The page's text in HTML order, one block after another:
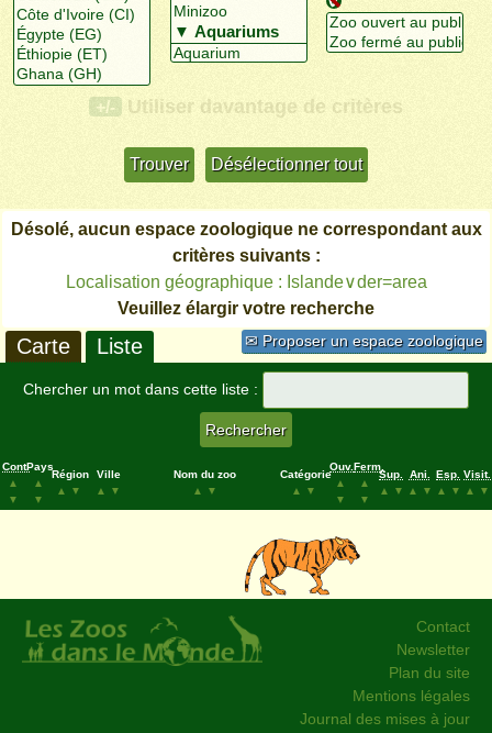
+/- Utiliser davantage de critères
Désolé, aucun espace zoologique ne correspondant aux
critères suivants :
Localisation géographique : Islande∨der=area
Veuillez élargir votre recherche
✉ Proposer un espace zoologique
Carte Liste
Chercher un mot dans cette liste :
Cont.
▲
▼
Pays
▲
▼
Région
▲
▼
Ville
▲
▼
Nom du zoo
▲
▼
Catégorie
▲
▼
Ouv.
▲
▼
Ferm.
▲
▼
Sup.
▲
▼
Ani.
▲
▼
Esp.
▲
▼
Visit.
▲
▼
Contact
Newsletter
Plan du site
Mentions légales
Journal des mises à jour